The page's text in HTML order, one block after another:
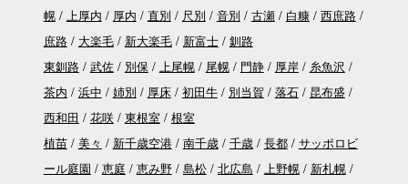
幌
上厚内 厚内 直別 尺別 音別 古瀬 白糠
西庶路
庶路
大楽毛 新大楽毛 新富士
釧路
東釧路
武佐 別保 上尾幌 尾幌 門静 厚岸
糸魚沢
茶内
浜中 姉別 厚床 初田牛 別当賀 落石
昆布盛
西和田
花咲 東根室
根室
植苗
美々 新千歳空港 南千歳 千歳 長都
サッポロビ
ール庭園
恵庭 恵み野 島松 北広島 上野幌
新札幌